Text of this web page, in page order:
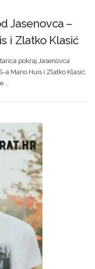
Jasenovca –
i Zlatko Klasić
pokraj Jasenovca
a Mario Huis i Zlatko Klasić.
…